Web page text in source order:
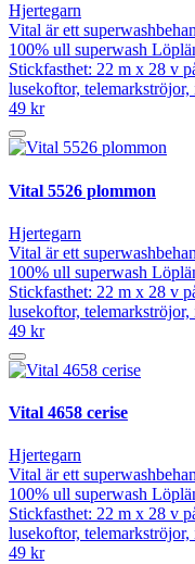
Hjertegarn
Vital är ett
100% ull superwash
Stickfasthet: 22 m x 28 v
lusekoftor,
49 kr
Vital 5526 plommon
Hjertegarn
Vital är ett
100% ull superwash
Stickfasthet: 22 m x 28 v
lusekoftor,
49 kr
Vital 4658 cerise
Hjertegarn
Vital är ett
100% ull superwash
Stickfasthet: 22 m x 28 v
lusekoftor,
49 kr